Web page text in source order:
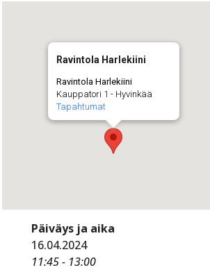
Ravintola Harlekiini
Ravintola Harlekiini
Kauppatori 1 - Hyvinkää
Tapahtumat
Päiväys ja aika
16.04.2024
11:45 - 13:00